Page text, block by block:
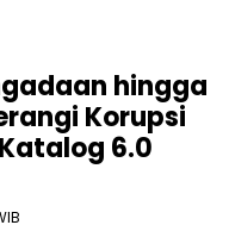
hingga
Korupsi
6.0